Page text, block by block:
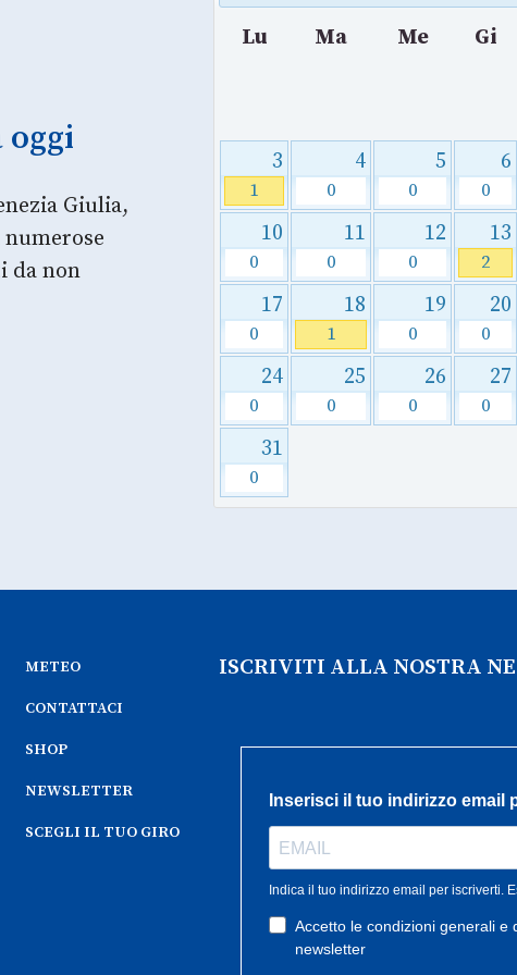
oggi
Giulia,
da non
Lu Ma Me Gi
3
1
4
0
5
0
6
0
10
0
11
0
12
0
13
2
17
0
18
1
19
0
20
0
24
0
25
0
26
0
27
0
31
0
METEO
CONTATTACI
SHOP
NEWSLETTER
SCEGLI IL TUO GIRO
ISCRIVITI ALLA NOSTRA